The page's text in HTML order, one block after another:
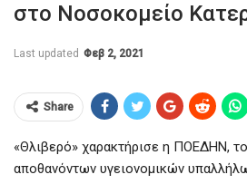
στο Νοσοκομείο
Last updated Φεβ 2, 2021
Share
«Θλιβερό» χαρακτήρισε η ΠΟΕΔΗΝ,
αποθανόντων υγειονομικών